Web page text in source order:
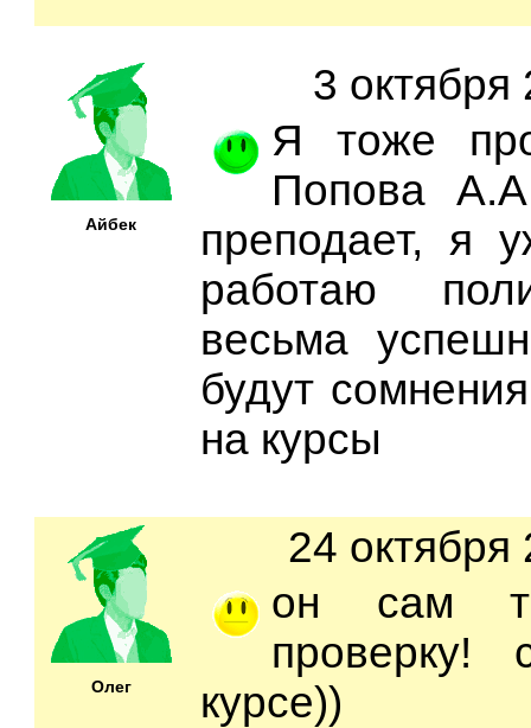
Айбек
3 октября
Я тоже
Попова
преподает, я
работаю
весьма
будут
на курсы
Олег
24 октября
он сам
курсе))